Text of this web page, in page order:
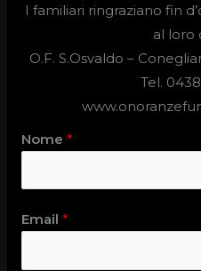
I familiari ringraziano fin
al loro
O.F. S.Osvaldo –
Tel.
Nome*
Email*